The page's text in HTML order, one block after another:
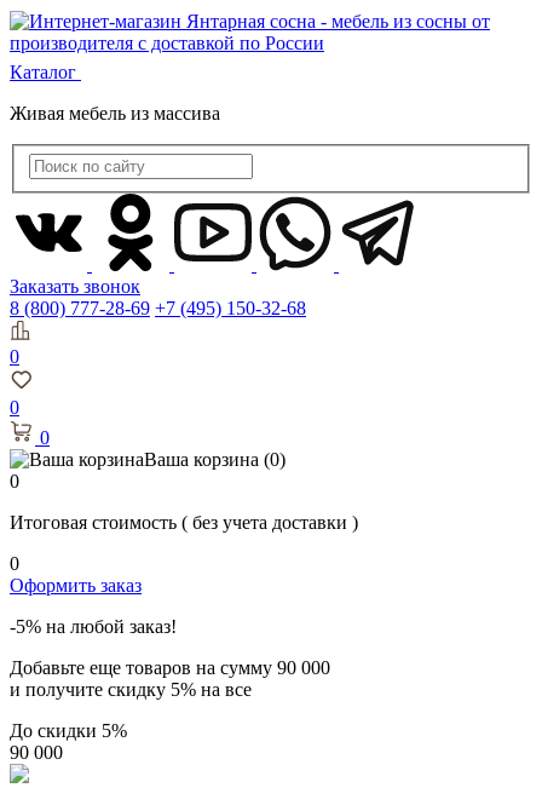
Каталог
Живая мебель из массива
Заказать звонок
8 (800) 777-28-69 +7 (495) 150-32-68
0
0
0
Ваша корзина (0)
0
Итоговая стоимость ( без учета доставки )
0
Оформить заказ
-5% на любой заказ!
Добавьте еще товаров на сумму 90 000
и получите скидку 5% на все
До скидки 5%
90 000